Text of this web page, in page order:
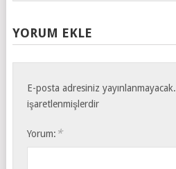
YORUM EKLE
E-posta adresiniz yayınlanmayacak.
işaretlenmişlerdir
Yorum: *